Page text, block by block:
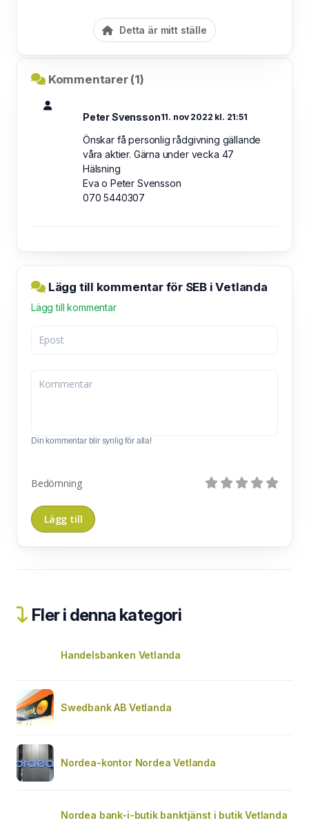
Detta är mitt ställe
Kommentarer (1)
Peter Svensson11. nov 2022 kl. 21:51
Önskar få personlig rådgivning gällande
våra aktier. Gärna under vecka 47
Hälsning
Eva o Peter Svensson
070 5440307
Lägg till kommentar för SEB i Vetlanda
Lägg till kommentar
Din kommentar blir synlig för alla!
Bedömning
Fler i denna kategori
Handelsbanken Vetlanda
Swedbank AB Vetlanda
Nordea-kontor Nordea Vetlanda
Nordea bank-i-butik banktjänst i butik Vetlanda